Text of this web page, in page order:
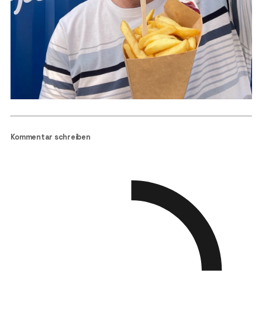
Kommentar schreiben